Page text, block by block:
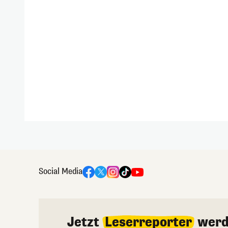
Social Media
Jetzt Leserreporter